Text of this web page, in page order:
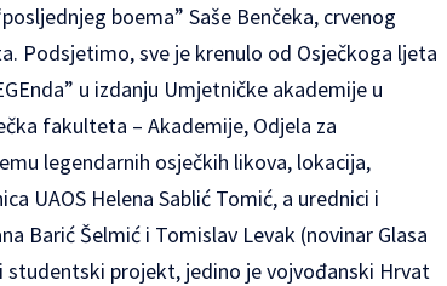
boema” Saše Benčeka, crvenog
Podsjetimo, sve je krenulo od Osječkoga ljeta
u izdanju Umjetničke akademije u
fakulteta – Akademije, Odjela za
legendarnih osječkih likova, lokacija,
UAOS Helena Sablić Tomić, a urednici i
Barić Šelmić i Tomislav Levak (novinar Glasa
projekt, jedino je vojvođanski Hrvat